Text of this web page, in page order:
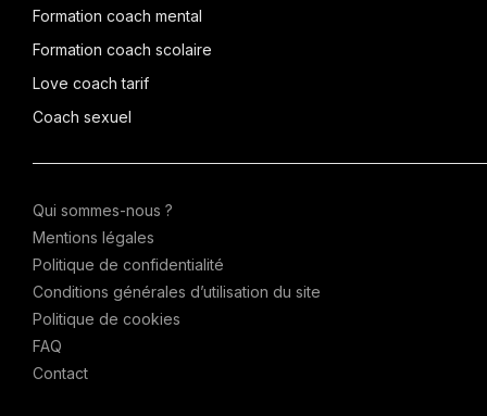
Formation coach mental
Formation coach scolaire
Love coach tarif
Coach sexuel
Qui sommes-nous ?
Mentions légales
Politique de confidentialité
Conditions générales d’utilisation du site
Politique de cookies
FAQ
Contact